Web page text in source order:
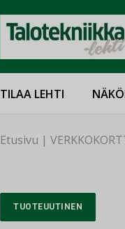
TILAA LEHTI
Etusivu |
TUOTEUUTINEN